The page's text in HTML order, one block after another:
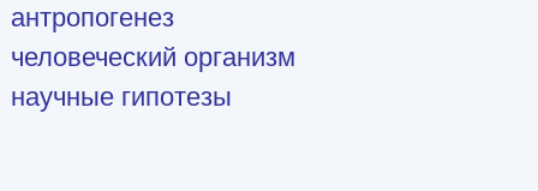
антропогенез
человеческий организм
научные гипотезы